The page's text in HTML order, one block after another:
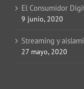
El Consumidor
9 junio, 2020
Streaming y
27 mayo, 2020